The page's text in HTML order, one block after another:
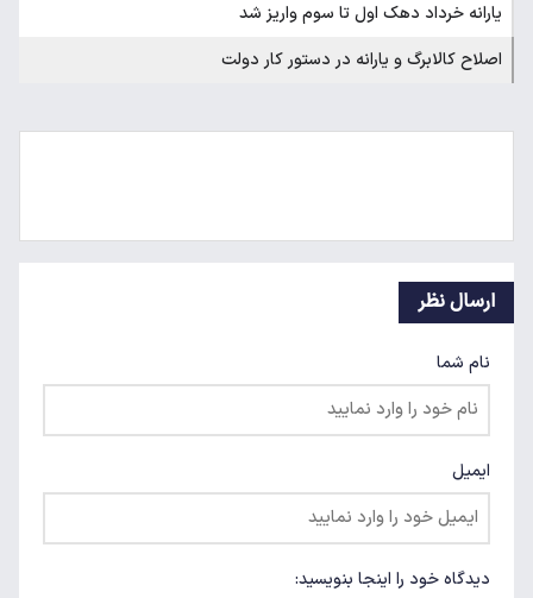
یارانه خرداد دهک اول تا سوم واریز شد
اصلاح کالابرگ و یارانه در دستور کار دولت
ارسال نظر
نام شما
ایمیل
دیدگاه خود را اینجا بنویسید: